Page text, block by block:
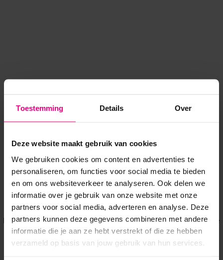
Toestemming Details Over
Deze website maakt gebruik van cookies
We gebruiken cookies om content en advertenties te
personaliseren, om functies voor social media te bieden
en om ons websiteverkeer te analyseren. Ook delen we
informatie over je gebruik van onze website met onze
partners voor social media, adverteren en analyse. Deze
partners kunnen deze gegevens combineren met andere
informatie die je aan ze hebt verstrekt of die ze hebben
verzameld op basis van jouw gebruik van hun services.
Application error: a client-side exception has occurred while
loadingwww.voordeeluitjes.nl (see the browser console for more
information).